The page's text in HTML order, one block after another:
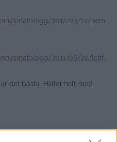
2012/03/12/hem
2011/06/22/lchf-
det bästa. Håller helt med